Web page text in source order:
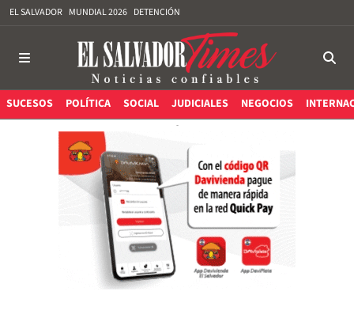
EL SALVADOR MUNDIAL 2026 DETENCIÓN
SUCESOS POLÍTICA SOCIAL JUDICIALES NEGOCIOS